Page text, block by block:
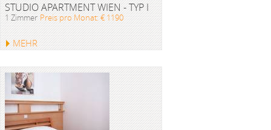
STUDIO APARTMENT WIEN - TYP I
1 Zimmer Preis pro Monat: € 1190
MEHR